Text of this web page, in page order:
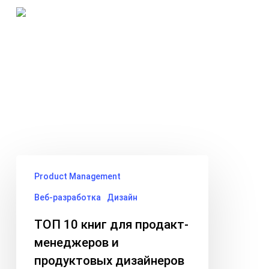
Skip
книг
продакт-
менеджеров
Product Management
Веб-разработка Дизайн
ТОП 10 книг для продакт-
менеджеров и
продуктовых дизайнеров